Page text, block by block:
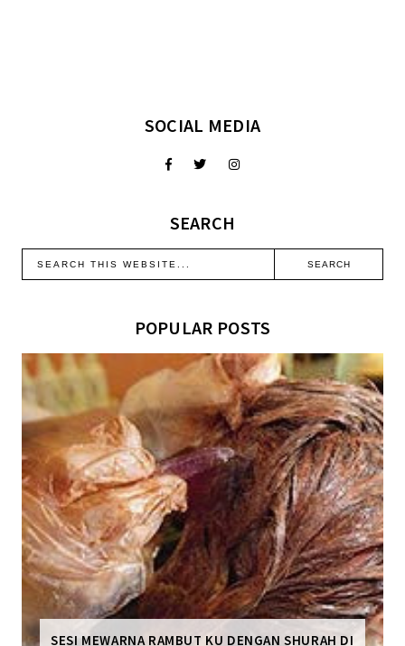
SOCIAL MEDIA
SEARCH
POPULAR POSTS
SESI MEWARNA RAMBUT KU DENGAN SHURAH DI